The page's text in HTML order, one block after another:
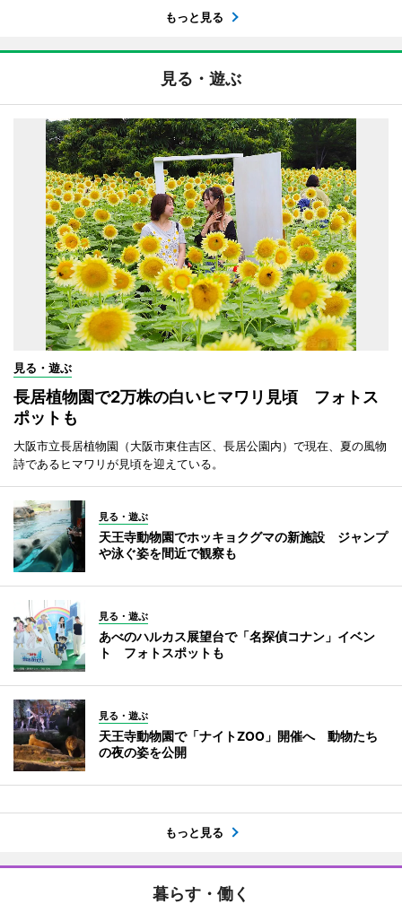
もっと見る
見る・遊ぶ
見る・遊ぶ
長居植物園で2万株の白いヒマワリ見頃 フォトス
ポットも
大阪市立長居植物園（大阪市東住吉区、長居公園内）で現在、夏の風物
詩であるヒマワリが見頃を迎えている。
見る・遊ぶ
天王寺動物園でホッキョクグマの新施設 ジャンプ
や泳ぐ姿を間近で観察も
見る・遊ぶ
あべのハルカス展望台で「名探偵コナン」イベン
ト フォトスポットも
見る・遊ぶ
天王寺動物園で「ナイトZOO」開催へ 動物たち
の夜の姿を公開
もっと見る
暮らす・働く